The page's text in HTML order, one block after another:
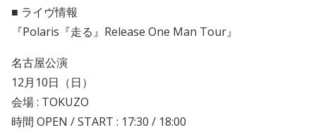
■ ライヴ情報
『Polaris『走る』Release One Man Tour』
名古屋公演
12月10日（日）
会場 : TOKUZO
時間 OPEN / START : 17:30 / 18:00